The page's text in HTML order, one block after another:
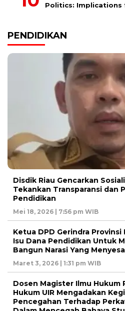
Politics:
PENDIDIKAN
Disdik Riau Gencarkan
Tekankan Transparansi dan
Pendidikan
Mei 18, 2026 | 7:56 pm WIB
Ketua DPD Gerindra Provinsi
Isu Dana Pendidikan Untuk
Bangun Narasi Yang
Maret 3, 2026 | 1:31 pm WIB
Dosen Magister Ilmu Hukum
Hukum UIR Mengadakan
Pencegahan Terhadap